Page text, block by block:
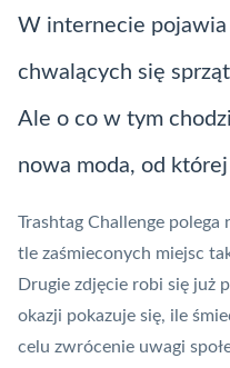
W internecie
chwalących się
Ale o co w tym
nowa moda, od
Trashtag Challenge
tle zaśmieconych miejsc
Drugie zdjęcie robi się już
okazji pokazuje się, ile
celu zwrócenie uwagi